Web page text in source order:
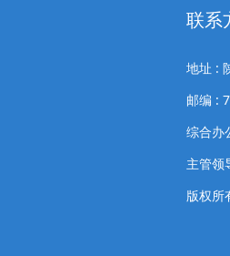
联系
地址 :
邮编 :
综合办
主管
版权